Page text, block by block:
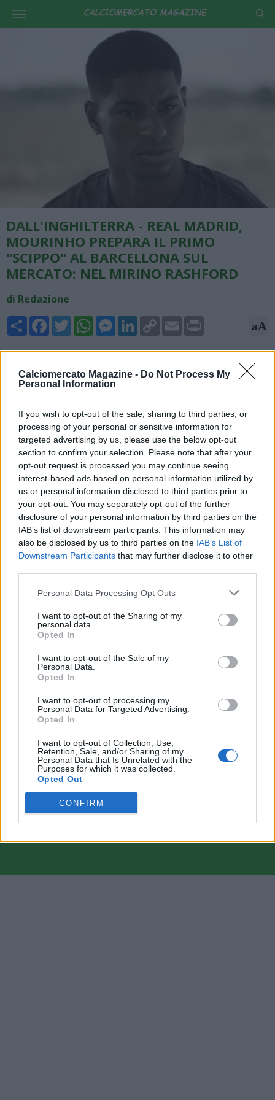
Calciomercato Magazine - Do Not Process My
Personal Information
If you wish to opt-out of the sale, sharing to third parties, or
processing of your personal or sensitive information for
targeted advertising by us, please use the below opt-out
section to confirm your selection. Please note that after your
opt-out request is processed you may continue seeing
interest-based ads based on personal information utilized by
us or personal information disclosed to third parties prior to
your opt-out. You may separately opt-out of the further
disclosure of your personal information by third parties on the
IAB’s list of downstream participants. This information may
also be disclosed by us to third parties on the IAB’s List of
Downstream Participants that may further disclose it to other
Personal Data Processing Opt Outs
I want to opt-out of the Sharing of my
personal data.
Opted In
I want to opt-out of the Sale of my
Personal Data.
Opted In
I want to opt-out of processing my
Personal Data for Targeted Advertising.
Opted In
I want to opt-out of Collection, Use,
Retention, Sale, and/or Sharing of my
Personal Data that Is Unrelated with the
Purposes for which it was collected.
Opted Out
CONFIRM
DALL'INGHILTERRA - REAL MADRID,
MOURINHO PREPARA IL PRIMO
"SCIPPO" AL BARCELLONA SUL
MERCATO: NEL MIRINO RASHFORD
di Redazione
Share FacebookTwitterWhatsAppMessengerLinkedInCopy
Link
Email aA
19/05/2026 - 07:00
Prossimo a diventare il tecnico del Real Madrid, Josè Mourinho
sta già progettando il primo "dispetto" da fare al Barcellona
su Marcus Rashaford, nell'ultima stagione tesserato con i
catalani. Attualmente in prestito dal Manchester United, il
Barcellona sta lavorando per acquistarlo a titolo definitivo dai
Red Devils. Lo scrive The Indipendent.
Il materiale (testo, foto e video) consultabile in questo portale è di nostra proprietà.
Alcune foto (screenshot) ed articoli presenti su "Calciomercato Magazine" sono in parte
giunti da internet, in quanto arrivati alla nostra attenzione attraverso regolari
comunicati stampa con immagini e testi allegati ed autorizzati alla pubblicazione, e
quindi valutati di pubblico dominio. Se i soggetti o gli autori avessero qualcosa in
contrario alla pubblicazione, non avranno che da segnalarlo alla redazione (indirizzo
redazione@napolimagazine.com
"Calciomercato Magazine" non è una testata giornalistica, ma un sito di informazione di
proprietà di Napoli Magazine.